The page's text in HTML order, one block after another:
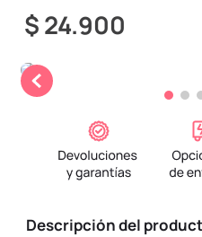
$24.900
Descripción del
5.
termo
6.
disney
.
toy story
llaveros